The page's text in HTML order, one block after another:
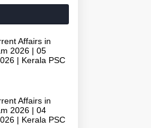
Affairs in
2026 | 05
| Kerala PSC
Affairs in
2026 | 04
| Kerala PSC